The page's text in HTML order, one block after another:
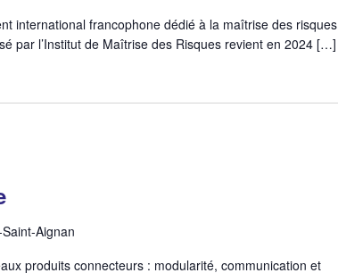
international francophone dédié à la maîtrise des risques
par l’Institut de Maîtrise des Risques revient en 2024 […]
Aignan
produits connecteurs : modularité, communication et